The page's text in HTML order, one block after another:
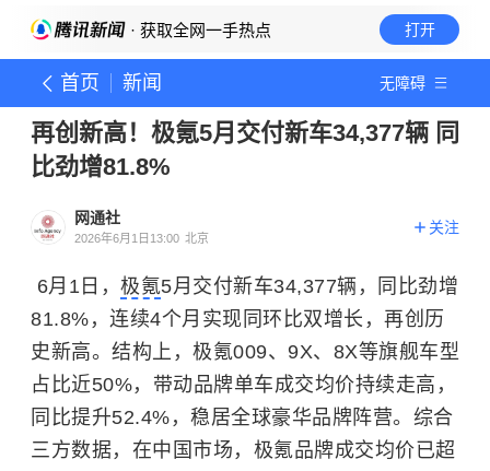
· 获取全网一手热点 打开
首页 新闻 无障碍
再创新高！极氪5月交付新车34,377辆 同
比劲增81.8%
网通社
2026年6月1日13:00 北京
关注
6月1日， 极氪5月交付新车34,377辆，同比劲增
81.8%，连续4个月实现同环比双增长，再创历
史新高。结构上，极氪009、9X、8X等旗舰车型
占比近50%，带动品牌单车成交均价持续走高，
同比提升52.4%，稳居全球豪华品牌阵营。综合
三方数据，在中国市场，极氪品牌成交均价已超